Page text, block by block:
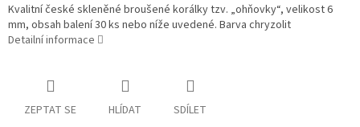
Kvalitní české skleněné broušené korálky tzv. „ohňovky“, velikost 6
mm, obsah balení 30 ks nebo níže uvedené. Barva chryzolit
Detailní informace
ZEPTAT SE HLÍDAT SDÍLET